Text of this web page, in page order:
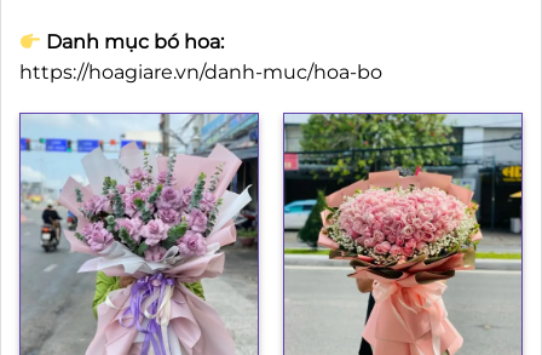
Danh mục bó hoa:
https://hoagiare.vn/danh-muc/hoa-bo